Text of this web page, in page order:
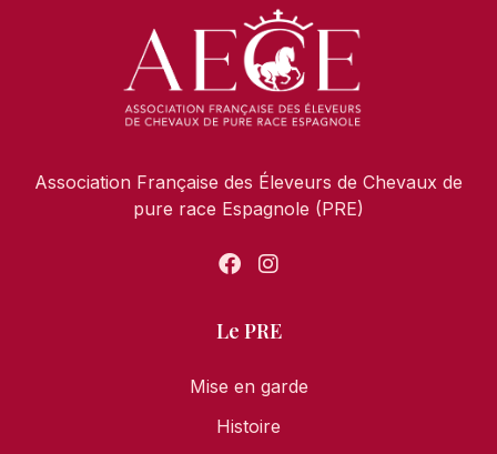
Association Française des Éleveurs de Chevaux de
pure race Espagnole (PRE)
Le PRE
Mise en garde
Histoire